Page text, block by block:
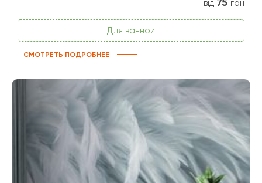
від грн
Для ванной
СМОТРЕТЬ ПОДРОБНЕЕ